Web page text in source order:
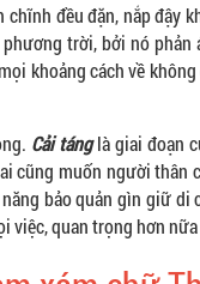
đều đặn, nắp đậy
trời, bởi nó
khoảng cách về
Cải tánglà giai đoạn
cũng muốn người
bảo quản gìn giữ
việc, quan trọng hơn